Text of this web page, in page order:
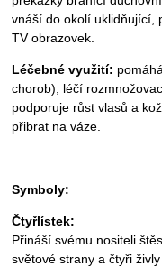
vnáší do okolí uklidňující,
TV obrazovek.
Léčebné využití:
chorob), léčí
podporuje růst vlasů a
přibrat na váze.
Symboly:
Čtyřlístek:
Přináší svému nositeli
světové strany a čtyři